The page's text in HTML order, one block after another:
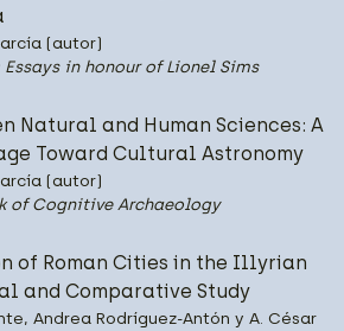
(autor)
in honour of Lionel Sims
Natural and Human Sciences: A
Toward Cultural Astronomy
(autor)
of Cognitive Archaeology
of Roman Cities in the Illyrian
and Comparative Study
Andrea Rodríguez-Antón y A. César